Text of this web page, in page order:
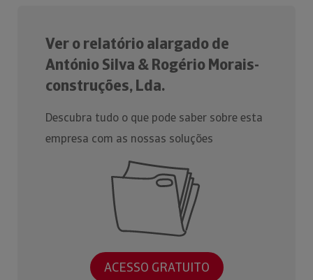
Ver o relatório alargado de
António Silva & Rogério Morais-
construções, Lda.
Descubra tudo o que pode saber sobre esta
empresa com as nossas soluções
ACESSO GRATUITO